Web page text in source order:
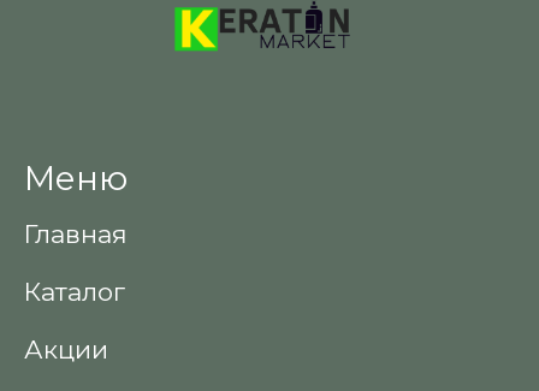
Меню
Главная
Каталог
Акции